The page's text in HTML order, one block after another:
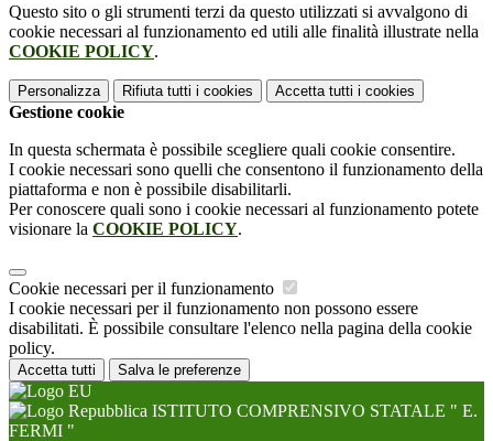
Questo sito o gli strumenti terzi da questo utilizzati si avvalgono di
cookie necessari al funzionamento ed utili alle finalità illustrate nella
COOKIE POLICY.
Personalizza Rifiuta tutti i cookies Accetta tutti i cookies
Gestione cookie
In questa schermata è possibile scegliere quali cookie consentire.
I cookie necessari sono quelli che consentono il funzionamento della
piattaforma e non è possibile disabilitarli.
Per conoscere quali sono i cookie necessari al funzionamento potete
visionare la COOKIE POLICY.
Cookie necessari per il funzionamento
I cookie necessari per il funzionamento non possono essere
disabilitati. È possibile consultare l'elenco nella pagina della cookie
policy.
Accetta tutti Salva le preferenze
ISTITUTO COMPRENSIVO STATALE " E.
FERMI "